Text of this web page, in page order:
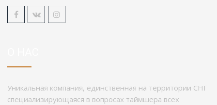
Уникальная компания, единственная на территории СНГ
специализирующаяся в вопросах таймшера всех